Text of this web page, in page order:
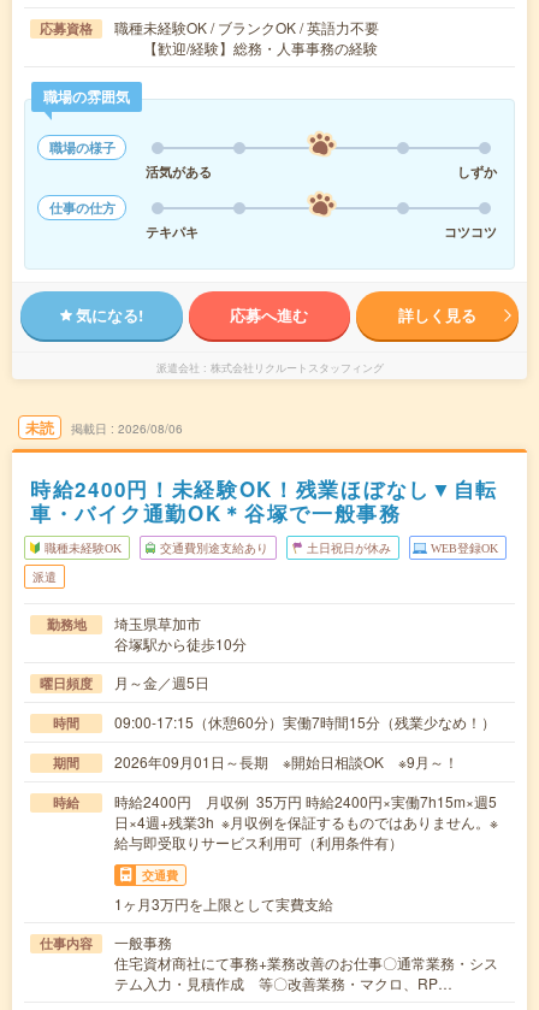
応募資格
職種未経験OK / ブランクOK / 英語力不要
【歓迎/経験】総務・人事事務の経験
職場の雰囲気
職場の様子
活気がある
しずか
仕事の仕方
テキパキ
コツコツ
気になる! 応募へ進む 詳しく見る
派遣会社 株式会社リクルートスタッフィング
未読 掲載日 2026/08/06
時給2400円！未経験OK！残業ほぼなし▼自転
車・バイク通勤OK＊谷塚で一般事務
職種未経験OK 交通費別途支給あり 土日祝日が休み WEB登録OK
派遣
勤務地
埼玉県草加市
谷塚駅から徒歩10分
曜日頻度 月～金／週5日
時間 09:00-17:15（休憩60分）実働7時間15分（残業少なめ！）
期間 2026年09月01日～長期 ※開始日相談OK ※9月～！
時給
時給2400円 月収例 35万円 時給2400円×実働7h15m×週5
日×4週+残業3h ※月収例を保証するものではありません。※
給与即受取りサービス利用可（利用条件有）
交通費
1ヶ月3万円を上限として実費支給
仕事内容
一般事務
住宅資材商社にて事務+業務改善のお仕事〇通常業務・シス
テム入力・見積作成 等〇改善業務・マクロ、RP…